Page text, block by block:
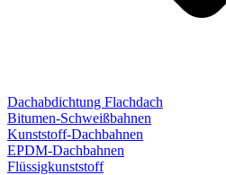
Dachabdichtung Flachdach
Bitumen-Schweißbahnen
Kunststoff-Dachbahnen
EPDM-Dachbahnen
Flüssigkunststoff